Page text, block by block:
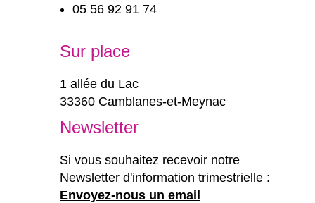
05 56 92 91 74
Sur place
1 allée du Lac
33360 Camblanes-et-Meynac
Newsletter
Si vous souhaitez recevoir notre
Newsletter d'information trimestrielle :
Envoyez-nous un email